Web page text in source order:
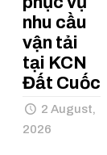
nhu cầu
vận tải
tại KCN
Đất Cuốc
2 August,
2026